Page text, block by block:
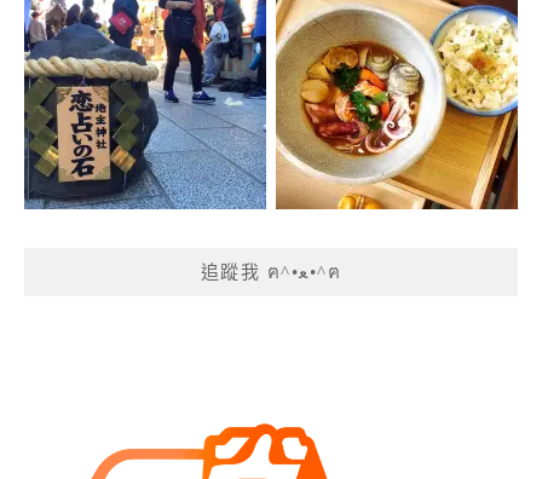
追蹤我 ฅ^•ﻌ•^ฅ